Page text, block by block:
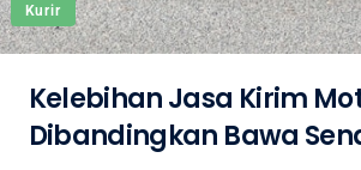
Kurir
Kelebihan Jasa Kirim
Dibandingkan Bawa